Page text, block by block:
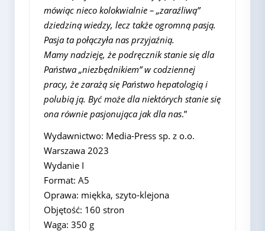
mówiąc nieco kolokwialnie – „zaraźliwą”
dziedziną wiedzy, lecz także ogromną pasją.
Pasja ta połączyła nas przyjaźnią.
Mamy nadzieję, że podręcznik stanie się dla
Państwa „niezbędnikiem” w codziennej
pracy, że zarażą się Państwo hepatologią i
polubią ją. Być może dla niektórych stanie się
ona równie pasjonująca jak dla nas.”
Wydawnictwo: Media-Press sp. z o.o.
Warszawa 2023
Wydanie I
Format: A5
Oprawa: miękka, szyto-klejona
Objętość: 160 stron
Waga: 350 g